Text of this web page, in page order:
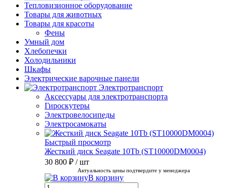
Тепловизионное оборудование
Товары для животных
Товары для красоты
Фены
Умный дом
Хлебопечки
Холодильники
Шкафы
Электрические варочные панели
Электротранспорт
Аксессуары для электротранспорта
Гироскутеры
Электровелосипеды
Электросамокаты
Быстрый просмотр
Жесткий диск Seagate 10Tb (ST10000DM0004)
30 800 ₽ / шт
Актуальность цены подтвердите у менеджера
В корзину